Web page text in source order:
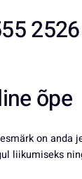
2526
õpe
on anda
liikumiseks